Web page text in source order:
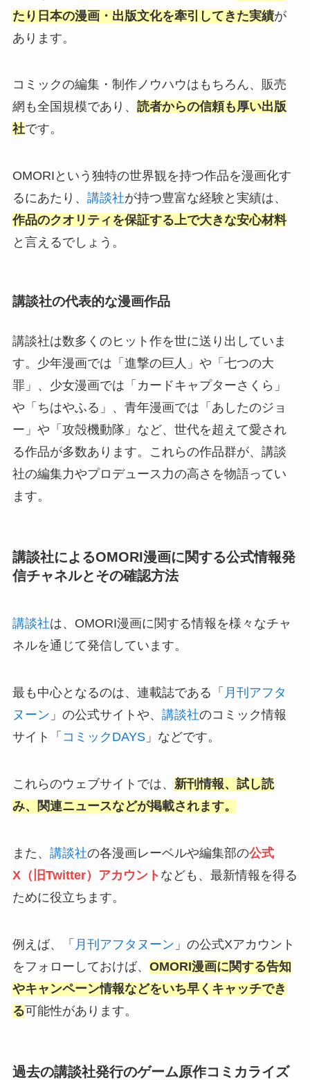
たり日本の漫画・出版文化を牽引してきた実績が
あります。
コミックの編集・制作ノウハウはもちろん、販売
網も全国規模であり、 読者からの信頼も厚い出版
社です。
OMORIという独特の世界観を持つ作品を漫画化す
るにあたり、 講談社が持つ豊富な経験と実績は、
作品のクオリティを保証する上で大きな安心材料
と言えるでしょう。
講談社の代表的な漫画作品
講談社は数多くのヒット作を世に送り出していま
す。少年漫画では「進撃の巨人」や「七つの大
罪」、少女漫画では「カードキャプターさくら」
や「ちはやふる」、青年漫画では「あしたのジョ
ー」や「攻殻機動隊」など、世代を超えて愛され
る作品が多数あります。これらの作品群が、講談
社の編集力やプロデュース力の高さを物語ってい
ます。
講談社によるOMORI漫画に関する公式情報発
信チャネルとその確認方法
講談社は、OMORI漫画に関する情報を様々なチャ
ネルを通じて発信しています。
最も中心となるのは、連載誌である「 月刊アフタ
ヌーン 」の公式サイトや、 講談社のコミック情報
サイト「 コミックDAYS」などです。
これらのウェブサイトでは、 新刊情報、試し読
み、関連ニュースなどが掲載されます。
また、 講談社の各漫画レーベルや編集部の公式
X（旧Twitter）アカウント なども、最新情報を得る
ために役立ちます。
例えば、「 月刊アフタヌーン 」の公式Xアカウント
をフォローしておけば、 OMORI漫画に関する告知
やキャンペーン情報などをいち早くキャッチでき
る可能性があります。
過去の講談社発行のゲーム原作コミカライズ